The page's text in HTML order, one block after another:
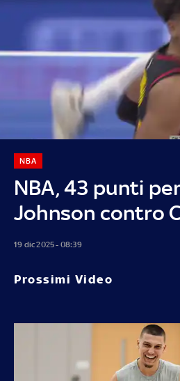
NBA, 43 punti
Johnson contro
NBA
19 dic 2025 - 08:39
Prossimi Video